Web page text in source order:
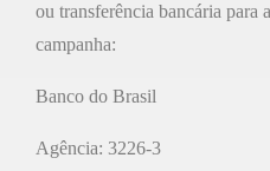
ou transferência bancária para
campanha:
Banco do Brasil
Agência: 3226-3